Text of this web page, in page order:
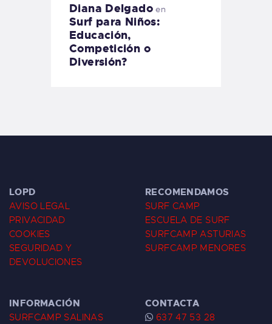
Diana Delgadoen
Surf para Niños:
Educación,
Competición o
Diversión?
LOPD
AVISO LEGAL
PRIVACIDAD
COOKIES
SEGURIDAD Y
DEVOLUCIONES
RECOMENDAMOS
SURF CAMP
ESCUELA DE SURF
SURFCAMP ASTURIAS
SURFCAMP MENORES
INFORMACIÓN
SURFCAMP SALINAS
CONTACTA
637 47 53 28